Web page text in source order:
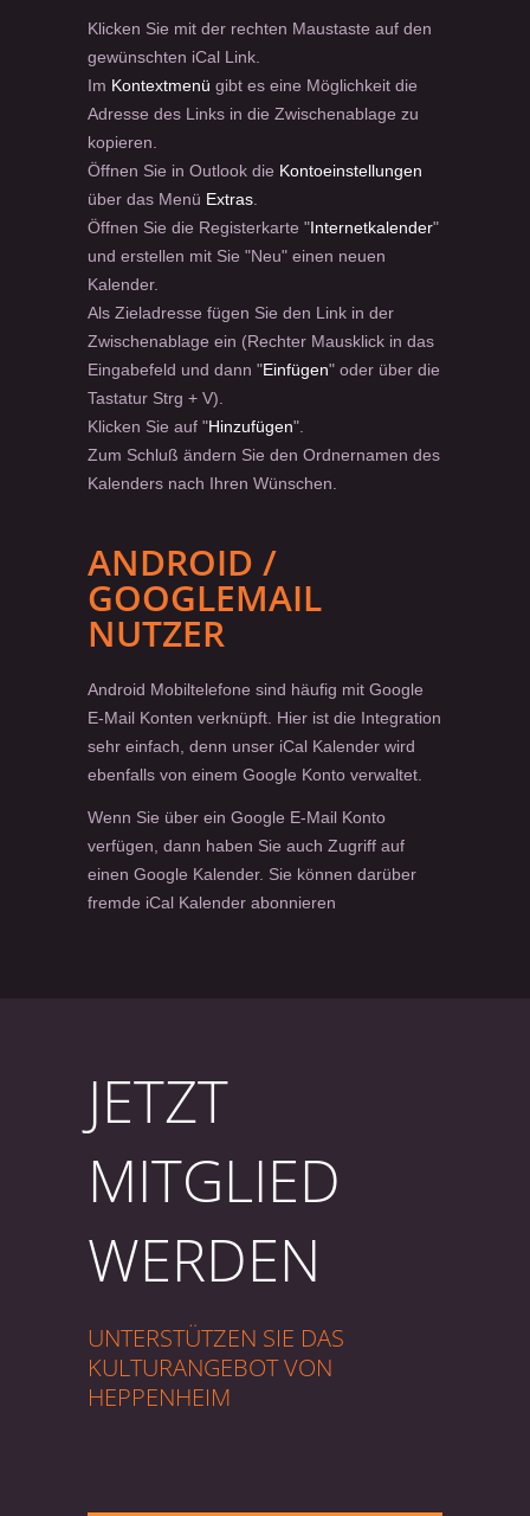
Klicken Sie mit der rechten Maustaste auf den
gewünschten iCal Link.
Im Kontextmenü gibt es eine Möglichkeit die
Adresse des Links in die Zwischenablage zu
kopieren.
Öffnen Sie in Outlook die Kontoeinstellungen
über das Menü Extras.
Öffnen Sie die Registerkarte "Internetkalender"
und erstellen mit Sie "Neu" einen neuen
Kalender.
Als Zieladresse fügen Sie den Link in der
Zwischenablage ein (Rechter Mausklick in das
Eingabefeld und dann "Einfügen" oder über die
Tastatur Strg + V).
Klicken Sie auf "Hinzufügen".
Zum Schluß ändern Sie den Ordnernamen des
Kalenders nach Ihren Wünschen.
ANDROID /
GOOGLEMAIL
NUTZER
Android Mobiltelefone sind häufig mit Google
E-Mail Konten verknüpft. Hier ist die Integration
sehr einfach, denn unser iCal Kalender wird
ebenfalls von einem Google Konto verwaltet.
Wenn Sie über ein Google E-Mail Konto
verfügen, dann haben Sie auch Zugriff auf
einen Google Kalender. Sie können darüber
fremde iCal Kalender abonnieren
JETZT
MITGLIED
WERDEN
UNTERSTÜTZEN SIE DAS
KULTURANGEBOT VON
HEPPENHEIM